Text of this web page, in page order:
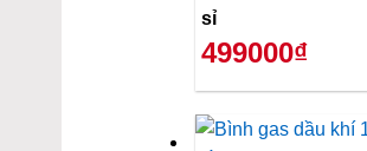
sỉ
499000₫